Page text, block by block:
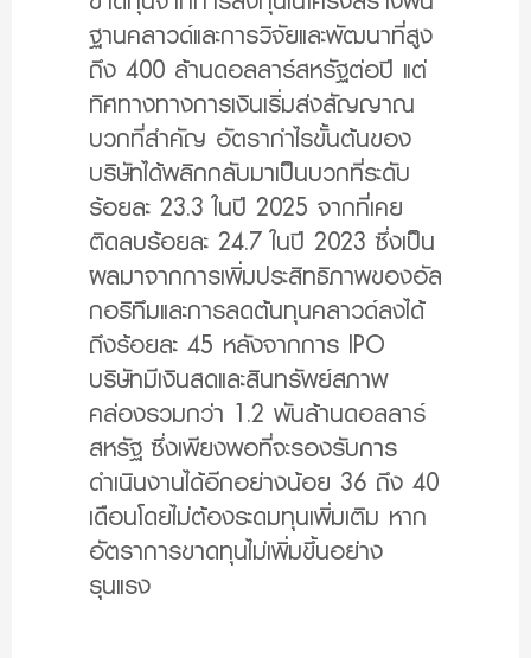
ฐานคลาวด์และการวิจัยและพัฒนาที่สูง
ถึง 400 ล้านดอลลาร์สหรัฐต่อปี แต่
ทิศทางทางการเงินเริ่มส่งสัญญาณ
บวกที่สำคัญ อัตรากำไรขั้นต้นของ
บริษัทได้พลิกกลับมาเป็นบวกที่ระดับ
ร้อยละ 23.3 ในปี 2025 จากที่เคย
ติดลบร้อยละ 24.7 ในปี 2023 ซึ่งเป็น
ผลมาจากการเพิ่มประสิทธิภาพของอัล
กอริทึมและการลดต้นทุนคลาวด์ลงได้
ถึงร้อยละ 45 หลังจากการ IPO
บริษัทมีเงินสดและสินทรัพย์สภาพ
คล่องรวมกว่า 1.2 พันล้านดอลลาร์
สหรัฐ ซึ่งเพียงพอที่จะรองรับการ
ดำเนินงานได้อีกอย่างน้อย 36 ถึง 40
เดือนโดยไม่ต้องระดมทุนเพิ่มเติม หาก
อัตราการขาดทุนไม่เพิ่มขึ้นอย่าง
รุนแรง